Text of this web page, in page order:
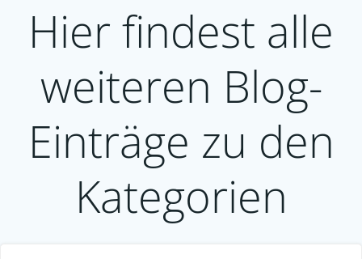
Hier findest alle
weiteren Blog-
Einträge zu den
Kategorien